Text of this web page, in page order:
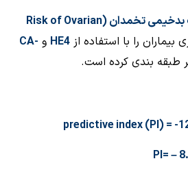
بدخیمی تخمدان (Risk of Ovarian
را با استفاده از HE4 و CA-
طبقه بندی کرده است.
predictive index (PI) = -
PI= –